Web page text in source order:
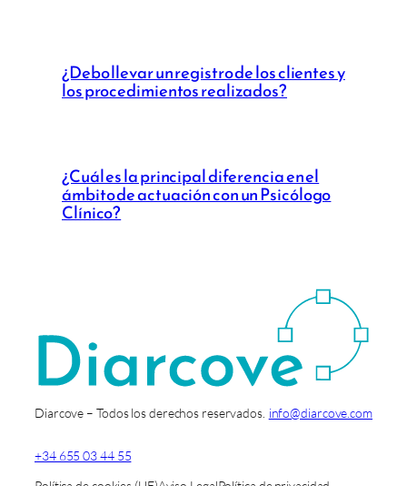
¿Debo llevar un registro de los clientes y
los procedimientos realizados?
¿Cuál es la principal diferencia en el
ámbito de actuación con un Psicólogo
Clínico?
Diarcove – Todos los derechos reservados. info@diarcove.com
+34 655 03 44 55